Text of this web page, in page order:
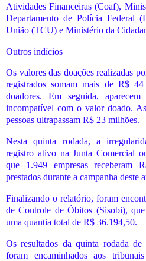
Atividades Financeiras (Coaf),
Departamento de Polícia Federal
União (TCU) e Ministério da
Outros indícios
Os valores das doações realizadas
registrados somam mais de R$
doadores. Em seguida,
incompatível com o valor doado.
pessoas ultrapassam R$ 23 milhões.
Nesta quinta rodada, a
registro ativo na Junta Comercial
que 1.949 empresas receberam
prestados durante a campanha deste
Finalizando o relatório, foram
de Controle de Óbitos (Sisobi),
uma quantia total de R$ 36.194,50.
Os resultados da quinta rodada
foram encaminhados aos